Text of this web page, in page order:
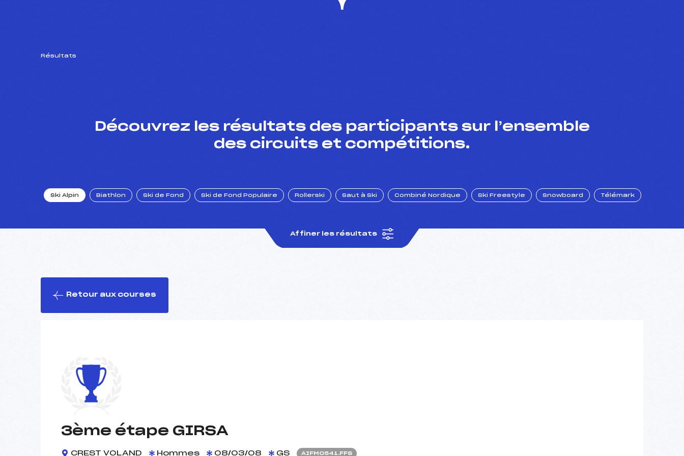
Résultats
Découvrez les résultats des participants sur l’ensemble
des circuits et compétitions.
Ski Alpin Biathlon Ski de Fond Ski de Fond Populaire Rollerski Saut à Ski Combiné Nordique Ski Freestyle Snowboard Télémark
Affiner les résultats
Retour aux courses
3ème étape GIRSA
CREST VOLAND Hommes 08/03/08 GS AIFM0541.FFS